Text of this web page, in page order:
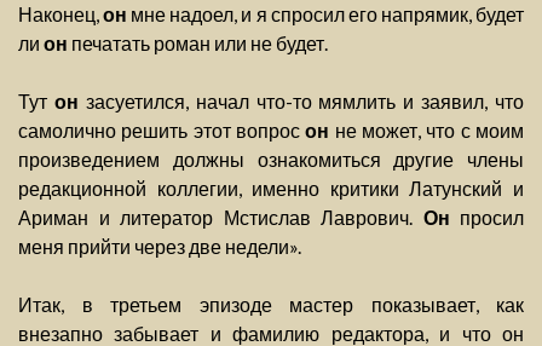
Наконец,он мне надоел, и я спросил его напрямик, будет
ли он печатать роман или не будет.
Тут он засуетился, начал что-то мямлить и заявил, что
самолично решить этот вопросон не может, что с моим
произведением должны ознакомиться другие члены
редакционной коллегии, именно критики Латунский и
Ариман и литератор Мстислав Лаврович. Он просил
меня прийти через две недели».
Итак, в третьем эпизоде мастер показывает, как
внезапно забывает и фамилию редактора, и что он